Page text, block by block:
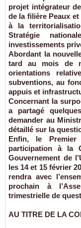
projet intégrateur
de la filière Peaux
à la
Stratégie
investissements
Abordant la
tard au mois de
orientations
subventions, au
appuis et
Concernant la
a partagé
demander au
détaillé sur la
Enfin, le
participation à la
Gouvernement de
les 14 et 15 février
rendra avec
prochain à
trimestrielle de
AU TITRE DE LA